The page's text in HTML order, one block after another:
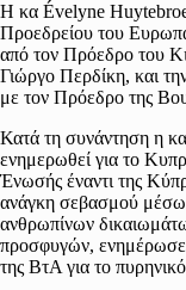
Η κα Évelyne
Προεδρείου του
από τον Πρόεδρο του
Γιώργο Περδίκη, και
με τον Πρόεδρο της
Κατά τη συνάντηση η
ενημερωθεί για το
Ένωσής έναντι της
ανάγκη σεβασμού
ανθρωπίνων
προσφυγών, ενημέρωσε
της ΒτΑ για το